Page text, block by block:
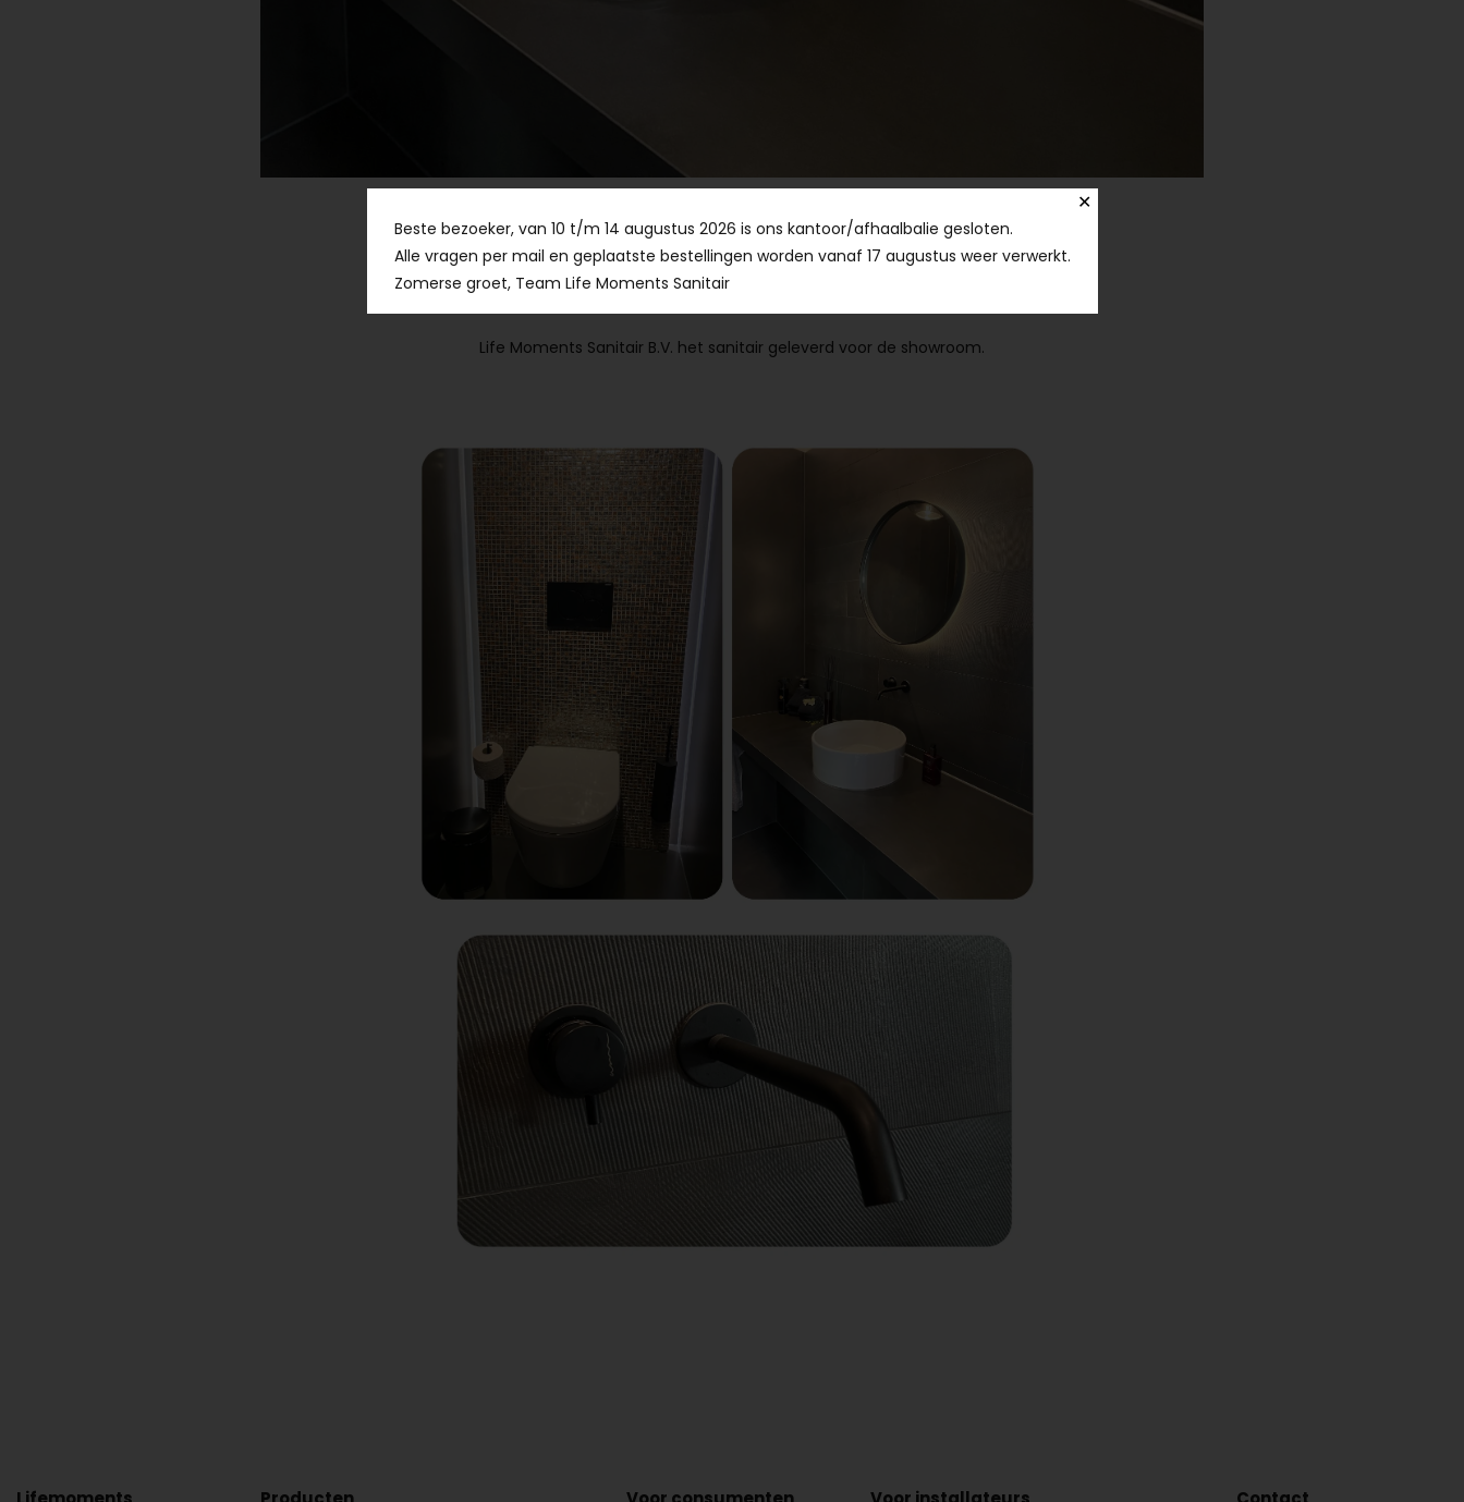
Life Moments Sanitair B.V. het sanitair geleverd voor de showroom.
✕
Beste bezoeker, van 10 t/m 14 augustus 2026 is ons kantoor/afhaalbalie gesloten.
Alle vragen per mail en geplaatste bestellingen worden vanaf 17 augustus weer verwerkt.
Zomerse groet, Team Life Moments Sanitair